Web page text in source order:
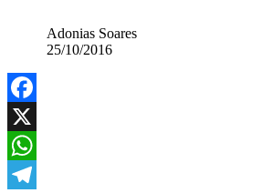
Adonias Soares
25/10/2016
Facebook
X
WhatsApp